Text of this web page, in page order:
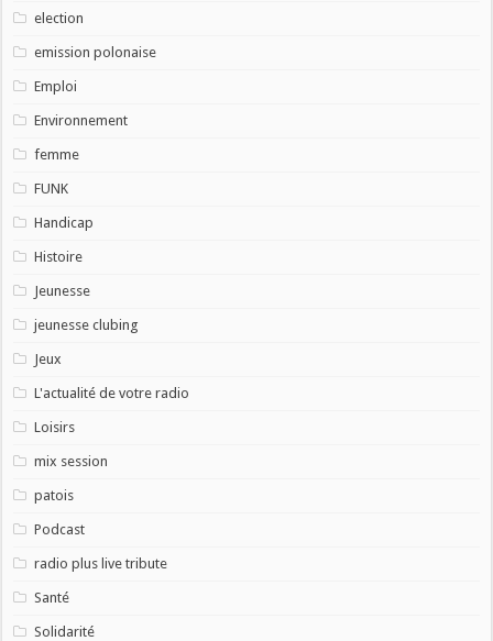
election
emission polonaise
Emploi
Environnement
femme
FUNK
Handicap
Histoire
Jeunesse
jeunesse clubing
Jeux
L'actualité de votre radio
Loisirs
mix session
patois
Podcast
radio plus live tribute
Santé
Solidarité